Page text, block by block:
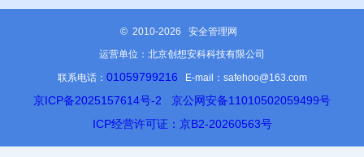
© 2010-2026 安全管理网
运营单位：北京创想安科科技有限公司
联系电话： 01059799216 E-mail：safehoo@163.com
京ICP备2025157614号-2
京公网安备11010502059499号
ICP经营许可证：京B2-20260563号